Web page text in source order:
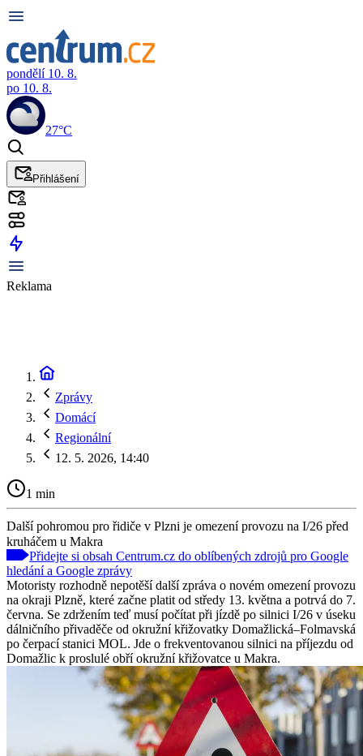
pondělí 10. 8.
po 10. 8.
27°C
Přihlášení
Reklama
Zprávy
Domácí
Regionální
12. 5. 2026, 14:40
1 min
Další pohromou pro řidiče v Plzni je omezení provozu na I/26 před
kruháčem u Makra
Přidejte si obsah Centrum.cz do oblíbených zdrojů pro Google
hledání a Google zprávy
Motoristy rozhodně nepotěší další zpráva o novém omezení provozu
na okraji Plzně, které začne platit od středy 13. května a potrvá do 7.
června. Se zdržením teď musí počítat při jízdě po silnici I/26 v úseku
dálničního přivaděče od okružní křižovatky Domažlická–Folmavská
po čerpací stanici MOL. Jde o frekventovanou silnici na příjezdu od
Domažlic k proslulé obří okružní křižovatce u Makra.